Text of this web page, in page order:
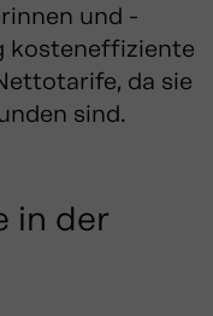
und -
kosteneffiziente
da sie
sind.
in der